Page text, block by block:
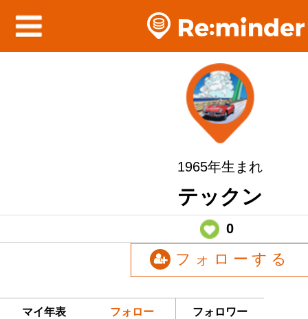
1965年生まれ
テックン
0
フォローする
マイ年表 フォロー フォロワー